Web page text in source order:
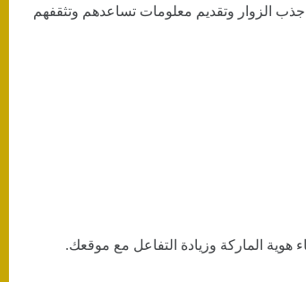
الزوار وتقديم معلومات تساعدهم وتثقفهم
الماركة وزيادة التفاعل مع موقعك.